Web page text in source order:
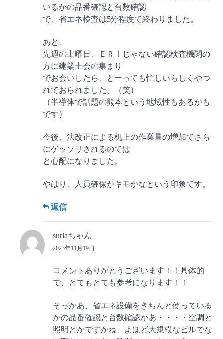
いるかの品番確認と台数確認
で、省エネ検査は5分程度で終わりました。
あと、
先週の土曜日、ＥＲＩじゃない確認検査機関の
方に建築士会の集まり
でお会いしたら、とーっても忙しいらしくやつ
れておられました。（笑）
（半導体で話題の熊本という地域性もあるかも
です）
今後、法改正による机上の作業量の増加でさら
にゲッソリされるのでは
と心配になりました。
やはり、人員確保がキモかなという印象です。
返信
suriaちゃん
2023年11月19日
コメントありがとうございます！！具体的
で、とてもとても参考になります！！
そっかあ、省エネ設備をきちんと使っている
かの品番確認と台数確認かあ・・・・空調と
照明とかですかね、よほど大規模なビルでな